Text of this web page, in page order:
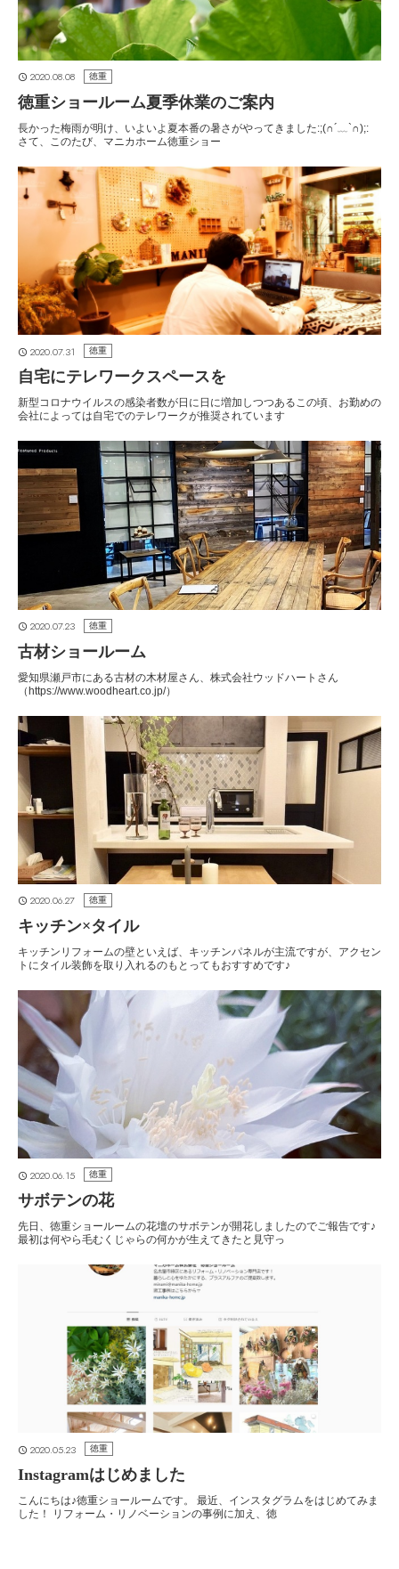
2020.08.08 徳重
徳重ショールーム夏季休業のご案内
長かった梅雨が明け、いよいよ夏本番の暑さがやってきました:;(∩´﹏`∩);:
さて、このたび、マニカホーム徳重ショー
2020.07.31 徳重
自宅にテレワークスペースを
新型コロナウイルスの感染者数が日に日に増加しつつあるこの頃、お勤めの
会社によっては自宅でのテレワークが推奨されています
2020.07.23 徳重
古材ショールーム
愛知県瀬戸市にある古材の木材屋さん、株式会社ウッドハートさん
（https://www.woodheart.co.jp/）
2020.06.27 徳重
キッチン×タイル
キッチンリフォームの壁といえば、キッチンパネルが主流ですが、アクセン
トにタイル装飾を取り入れるのもとってもおすすめです♪
2020.06.15 徳重
サボテンの花
先日、徳重ショールームの花壇のサボテンが開花しましたのでご報告です♪
最初は何やら毛むくじゃらの何かが生えてきたと見守っ
2020.05.23 徳重
Instagramはじめました
こんにちは♪徳重ショールームです。 最近、インスタグラムをはじめてみま
した！ リフォーム・リノベーションの事例に加え、徳